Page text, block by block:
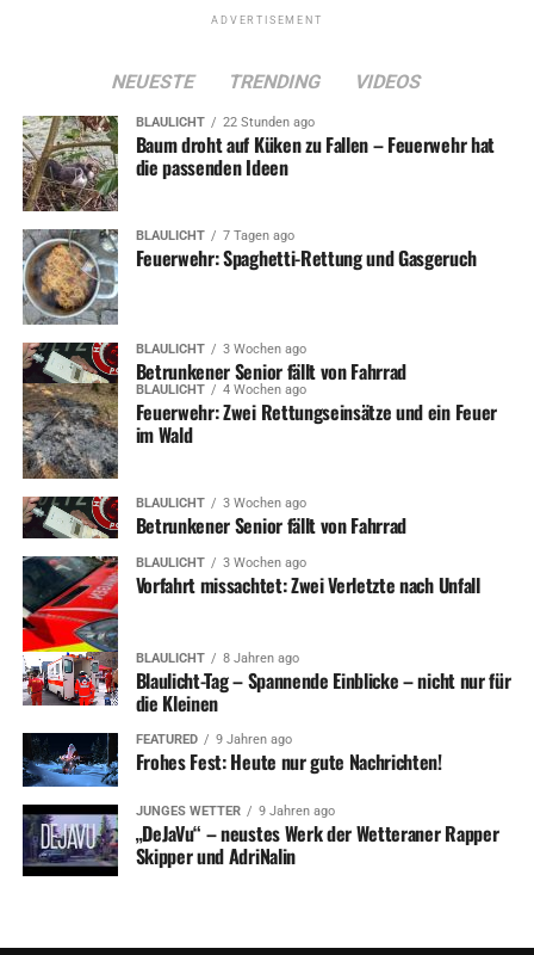
ADVERTISEMENT
NEUESTE TRENDING VIDEOS
BLAULICHT 22 Stunden ago
Baum droht auf Küken zu Fallen – Feuerwehr hat
die passenden Ideen
BLAULICHT 7 Tagen ago
Feuerwehr: Spaghetti-Rettung und Gasgeruch
BLAULICHT 3 Wochen ago
Betrunkener Senior fällt von Fahrrad
BLAULICHT 4 Wochen ago
Feuerwehr: Zwei Rettungseinsätze und ein Feuer
im Wald
BLAULICHT 3 Wochen ago
Betrunkener Senior fällt von Fahrrad
BLAULICHT 3 Wochen ago
Vorfahrt missachtet: Zwei Verletzte nach Unfall
BLAULICHT 8 Jahren ago
Blaulicht-Tag – Spannende Einblicke – nicht nur für
die Kleinen
FEATURED 9 Jahren ago
Frohes Fest: Heute nur gute Nachrichten!
JUNGES WETTER 9 Jahren ago
„DeJaVu“ – neustes Werk der Wetteraner Rapper
Skipper und AdriNalin